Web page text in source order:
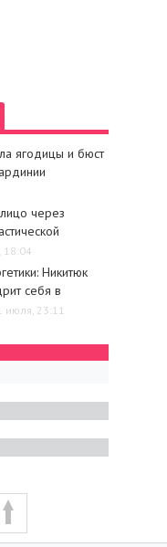
ягодицы и бюст
через
18:04
Никитюк
себя в
июля, 23:11